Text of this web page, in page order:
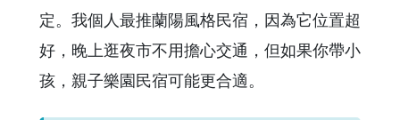
定。我個人最推蘭陽風格民宿，因為它位置超
好，晚上逛夜市不用擔心交通，但如果你帶小
孩，親子樂園民宿可能更合適。